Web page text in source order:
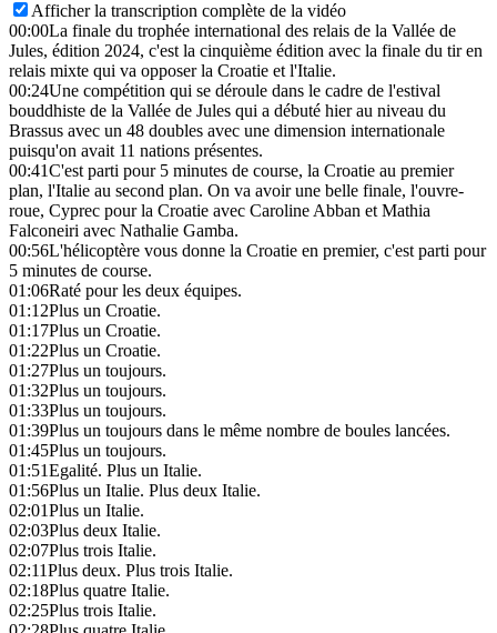
Afficher la transcription complète de la vidéo
00:00La finale du trophée international des relais de la Vallée de
Jules, édition 2024, c'est la cinquième édition avec la finale du tir en
relais mixte qui va opposer la Croatie et l'Italie.
00:24Une compétition qui se déroule dans le cadre de l'estival
bouddhiste de la Vallée de Jules qui a débuté hier au niveau du
Brassus avec un 48 doubles avec une dimension internationale
puisqu'on avait 11 nations présentes.
00:41C'est parti pour 5 minutes de course, la Croatie au premier
plan, l'Italie au second plan. On va avoir une belle finale, l'ouvre-
roue, Cyprec pour la Croatie avec Caroline Abban et Mathia
Falconeiri avec Nathalie Gamba.
00:56L'hélicoptère vous donne la Croatie en premier, c'est parti pour
5 minutes de course.
01:06Raté pour les deux équipes.
01:12Plus un Croatie.
01:17Plus un Croatie.
01:22Plus un Croatie.
01:27Plus un toujours.
01:32Plus un toujours.
01:33Plus un toujours.
01:39Plus un toujours dans le même nombre de boules lancées.
01:45Plus un toujours.
01:51Egalité. Plus un Italie.
01:56Plus un Italie. Plus deux Italie.
02:01Plus un Italie.
02:03Plus deux Italie.
02:07Plus trois Italie.
02:11Plus deux. Plus trois Italie.
02:18Plus quatre Italie.
02:25Plus trois Italie.